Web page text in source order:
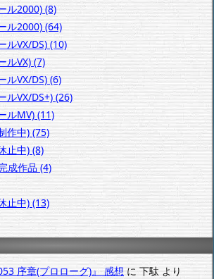
ル2000) (8)
ル2000) (64)
ルVX/DS) (10)
ルVX) (7)
ルVX/DS) (6)
ルVX/DS+) (26)
ルMV) (11)
作中) (75)
止中) (8)
成作品 (4)
止中) (13)
序章(プロローグ)』 感想に下駄より